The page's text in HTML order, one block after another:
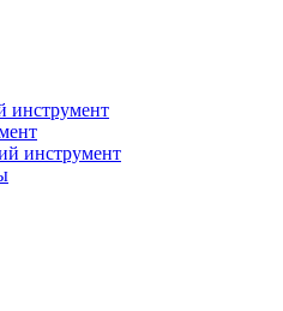
инструмент
инструмент